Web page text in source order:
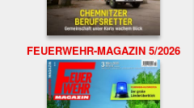
FEUERWEHR-MAGAZIN 5/2026